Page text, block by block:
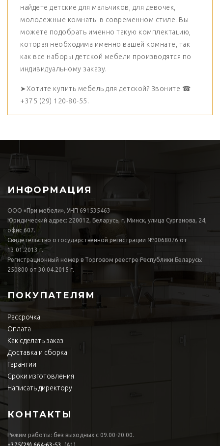
найдете детские для мальчиков, для девочек,
молодежные комнаты в современном стиле. Вы
можете подобрать именно такую комплектацию,
которая необходима именно вашей комнате, так
как все наборы детской мебели производятся по
индивидуальному заказу.
➤Хотите купить мебель для детской? Звоните ☎
+375 (29) 120-80-55.
ИНФОРМАЦИЯ
ООО «При мебели», УНП 691535463
Юридический адрес: 220012, Беларусь, г. Минск, улица Сурганова, 24,
офис 607.
Свидетельство о государственной регистрации №0068076 от
13.01.2013 г.
Регистрационный номер в Торговом реестре Республики Беларусь:
250800 от 30.04.2015 г.
ПОКУПАТЕЛЯМ
Рассрочка
Оплата
Как сделать заказ
Доставка и сборка
Гарантии
Сроки изготовления
Написать директору
КОНТАКТЫ
Режим работы: без выходных с 09.00-20.00.